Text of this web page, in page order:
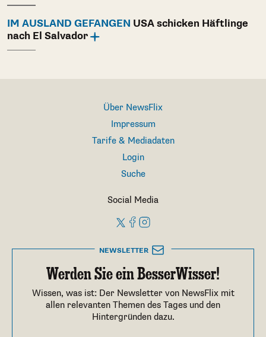
IM AUSLAND GEFANGEN USA schicken Häftlinge
nach El Salvador
Über NewsFlix
Impressum
Tarife & Mediadaten
Login
Suche
Social Media
NEWSLETTER
Werden Sie ein BesserWisser!
Wissen, was ist: Der Newsletter von NewsFlix mit
allen relevanten Themen des Tages und den
Hintergründen dazu.